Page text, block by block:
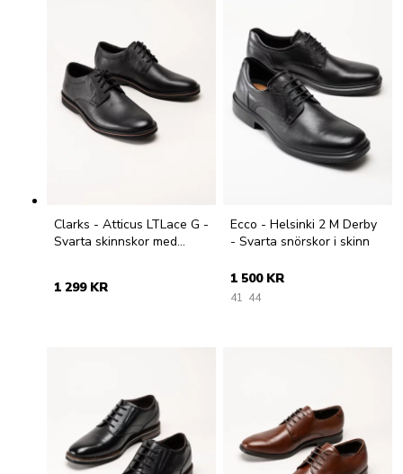
Clarks - Atticus LTLace G -
Svarta skinnskor med
1 299 KR
Ecco - Helsinki 2 M Derby
- Svarta snörskor i skinn
1 500 KR
41 44